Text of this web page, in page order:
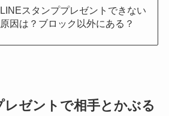
LINEスタンププレゼントできない
原因は？ブロック以外にある？
ゼントで相手とかぶる